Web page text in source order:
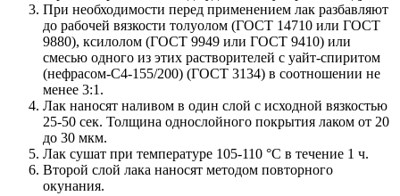
При необходимости перед применением лак разбавляют
до рабочей вязкости толуолом (ГОСТ 14710 или ГОСТ
9880), ксилолом (ГОСТ 9949 или ГОСТ 9410) или
смесью одного из этих растворителей с уайт-спиритом
(нефрасом-С4-155/200) (ГОСТ 3134) в соотношении не
менее 3:1.
Лак наносят наливом в один слой с исходной вязкостью
25-50 сек. Толщина однослойного покрытия лаком от 20
до 30 мкм.
Лак сушат при температуре 105-110 °С в течение 1 ч.
Второй слой лака наносят методом повторного
окунания.